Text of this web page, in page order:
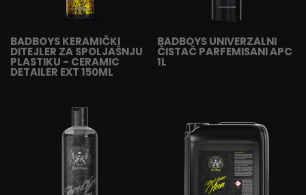
BADBOYS KERAMIČKI
DITEJLER ZA SPOLJAŠNJU
PLASTIKU - CERAMIC
DETAILER EXT 150ML
BADBOYS UNIVERZALNI
ČISTAČ PARFEMISANI APC
1L